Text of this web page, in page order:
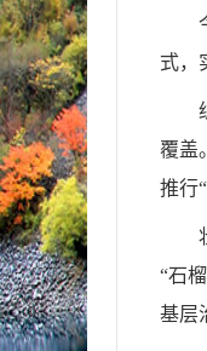
式，
覆盖
推行
“石
基层